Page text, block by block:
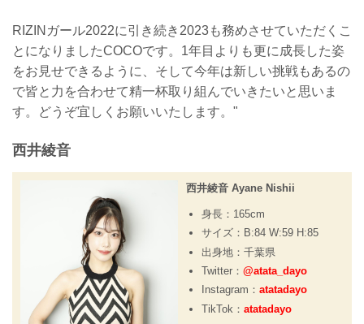
RIZINガール2022に引き続き2023も務めさせていただくこ
とになりましたCOCOです。1年目よりも更に成長した姿
をお見せできるように、そして今年は新しい挑戦もあるの
で皆と力を合わせて精一杯取り組んでいきたいと思いま
す。どうぞ宜しくお願いいたします。"
西井綾音
西井綾音 Ayane Nishii
身長：165cm
サイズ：B:84 W:59 H:85
出身地：千葉県
Twitter： @atata_dayo
Instagram： atatadayo
TikTok： atatadayo